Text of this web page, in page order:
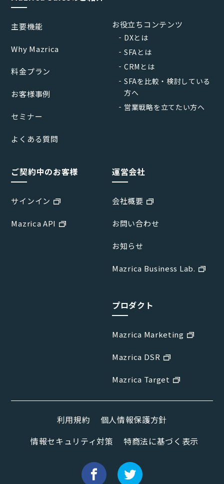
主要機能
Why Mazrica
料金プラン
お客様事例
セミナー
よくある質問
お役立ちコンテンツ
DXとは
SFAとは
CRMとは
SFAを比較・検討している
方へ
営業戦略を立てたい方へ
ご契約中のお客様
サインイン
Mazrica API
運営会社
会社概要
お問い合わせ
お知らせ
Mazrica Business Lab.
プロダクト
Mazrica Marketing
Mazrica DSR
Mazrica Target
利用規約
個人情報保護方針
情報セキュリティ対策
特商法に基づく表示